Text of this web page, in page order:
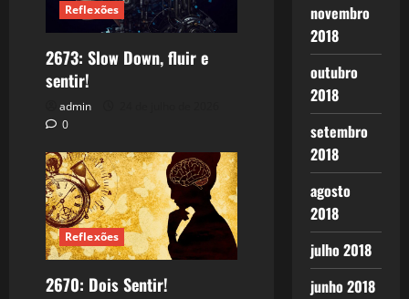
Reflexões
2673: Slow Down, fluir e
sentir!
admin
0
Reflexões
2670: Dois Sentir!
novembro
2018
outubro
2018
setembro
2018
agosto
2018
julho 2018
junho 2018